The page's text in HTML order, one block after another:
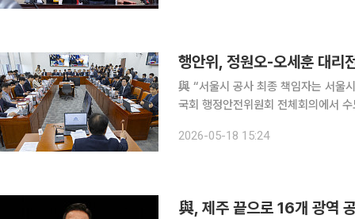
행안위, 정원오-오세훈 대
與 “서울시 공사 최종 책임자는 서울시장
국회 행정안전위원회 전체회의에서
다. 국민의힘은 정원오 민주당 서울시
2026-05-18 15:24
與, 제주 끝으로 16개 광역